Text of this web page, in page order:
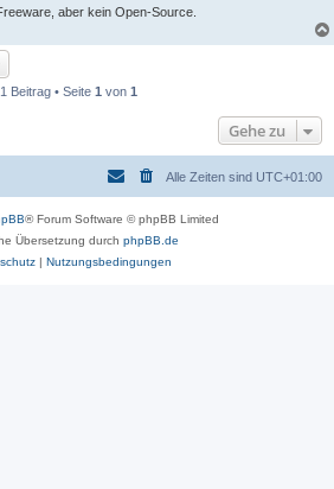
aber kein Open-Source.
1 Beitrag • Seite 1 von 1
Gehe zu
Alle Zeiten sind UTC+01:00
® Forum Software © phpBB Limited
Übersetzung durch phpBB.de
| Nutzungsbedingungen